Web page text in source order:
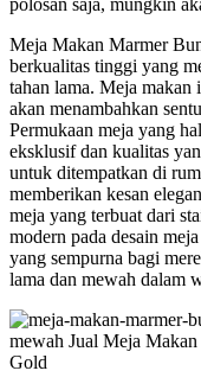
Meja Makan Marmer
berkualitas tinggi yang
tahan lama. Meja
akan menambahkan
Permukaan meja yang
eksklusif dan kualitas
untuk ditempatkan di
memberikan kesan
meja yang terbuat dari
modern pada desain
yang sempurna bagi
lama dan mewah dalam